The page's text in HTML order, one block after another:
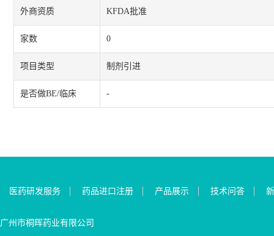
外商资质 KFDA批准
家数 0
项目类型 制剂引进
是否做BE/临床 -
医药研发服务 药品进口注册 产品展示 技术问答
广州市桐晖药业有限公司